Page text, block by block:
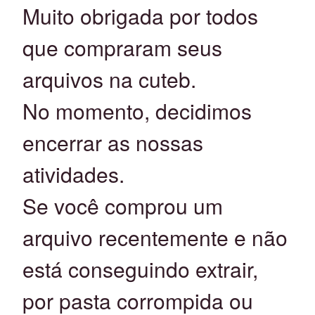
Muito obrigada por todos
que compraram seus
arquivos na cuteb.
No momento, decidimos
encerrar as nossas
atividades.
Se você comprou um
arquivo recentemente e não
está conseguindo extrair,
por pasta corrompida ou